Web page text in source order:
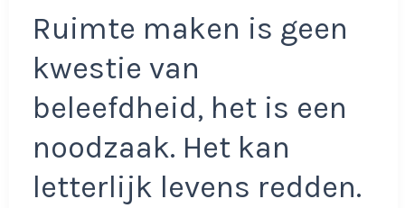
Ruimte maken is geen
kwestie van
beleefdheid, het is een
noodzaak. Het kan
letterlijk levens redden.